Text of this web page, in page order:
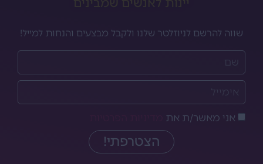
יינות לאנשים שמבינים
שווה להרשם לניוזלטר שלנו ולקבל מבצעים והנחות למייל!
אני מאשר/ת את
הצטרפתי!